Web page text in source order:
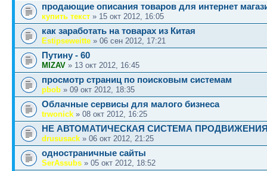
продающие описания товаров для интернет
купить текст » 15 окт 2012, 16:05
как заработать на товарах из Китая
Estipseweitte » 06 сен 2012, 17:21
Путину - 60
MIZAV » 13 окт 2012, 16:45
просмотр страниц по поисковым системам
pbob » 09 окт 2012, 18:35
Облачные сервисы для малого бизнеса
trwonick » 08 окт 2012, 16:25
НЕ АВТОМАТИЧЕСКАЯ СИСТЕМА
drususack » 06 окт 2012, 21:25
одностраничные сайты
SerAssubs » 05 окт 2012, 18:52